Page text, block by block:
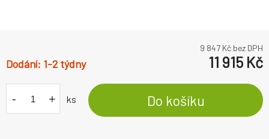
9 847 Kč bez DPH
1-2 týdny 11 915 Kč
- + ks Do košíku